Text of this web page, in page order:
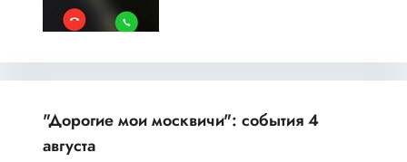
"Дорогие мои москвичи": события 4
августа